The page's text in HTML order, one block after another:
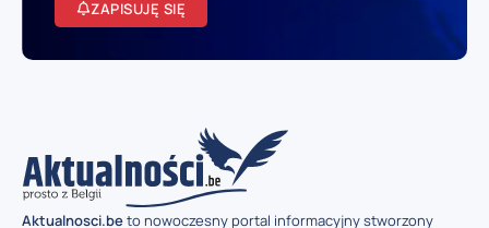
ZAPISUJĘ SIĘ
Aktualnosci.beto nowoczesny portal informacyjny stworzony